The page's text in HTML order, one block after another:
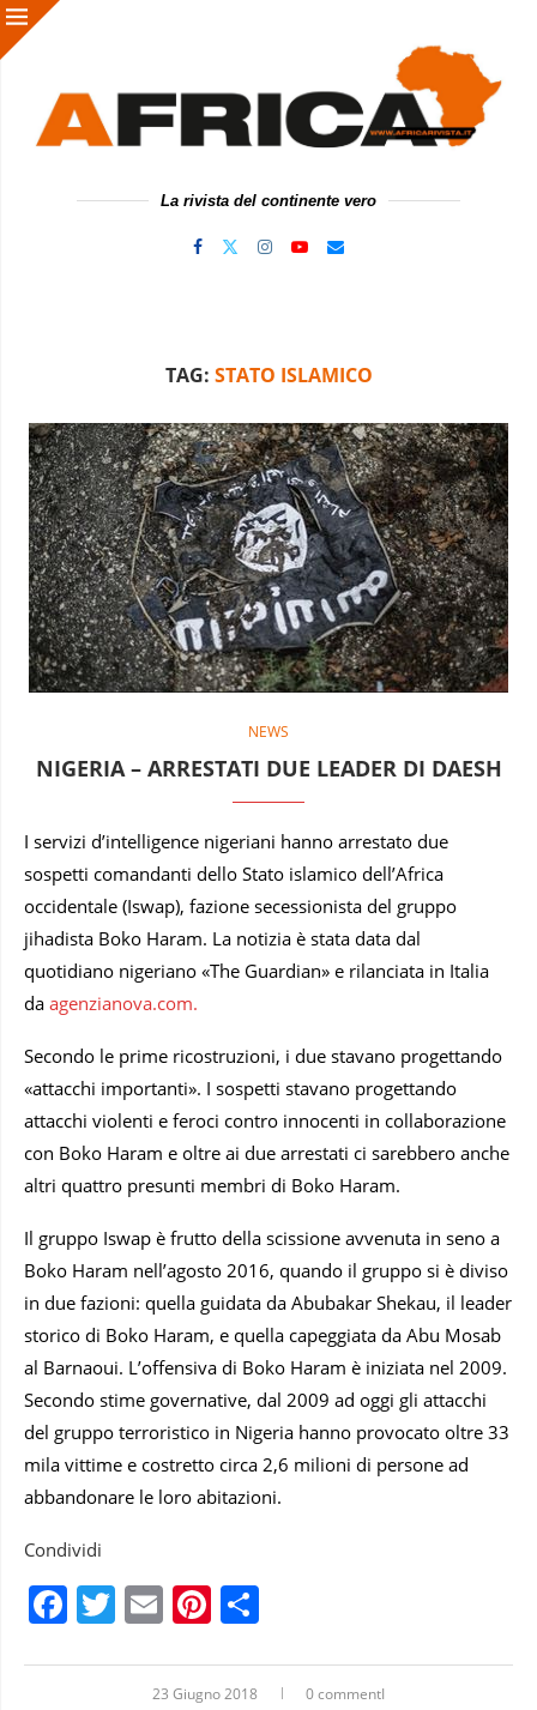
La rivista del continente vero
TAG: STATO ISLAMICO
NEWS
NIGERIA – ARRESTATI DUE LEADER DI DAESH
I servizi d’intelligence nigeriani hanno arrestato due
sospetti comandanti dello Stato islamico dell’Africa
occidentale (Iswap), fazione secessionista del gruppo
jihadista Boko Haram. La notizia è stata data dal
quotidiano nigeriano «The Guardian» e rilanciata in Italia
da agenzianova.com.
Secondo le prime ricostruzioni, i due stavano progettando
«attacchi importanti». I sospetti stavano progettando
attacchi violenti e feroci contro innocenti in collaborazione
con Boko Haram e oltre ai due arrestati ci sarebbero anche
altri quattro presunti membri di Boko Haram.
Il gruppo Iswap è frutto della scissione avvenuta in seno a
Boko Haram nell’agosto 2016, quando il gruppo si è diviso
in due fazioni: quella guidata da Abubakar Shekau, il leader
storico di Boko Haram, e quella capeggiata da Abu Mosab
al Barnaoui. L’offensiva di Boko Haram è iniziata nel 2009.
Secondo stime governative, dal 2009 ad oggi gli attacchi
del gruppo terroristico in Nigeria hanno provocato oltre 33
mila vittime e costretto circa 2,6 milioni di persone ad
abbandonare le loro abitazioni.
Condividi
Facebook
Twitter
EmailPinterest
23 Giugno 2018 0 commentI